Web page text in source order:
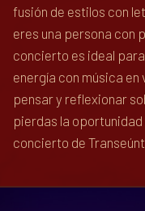
fusión de estilos con
eres una persona con
concierto es ideal
energía con música en
pensar y reflexionar
pierdas la
concierto de